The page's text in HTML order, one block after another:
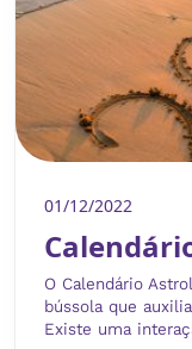
01/12/2022
O Calendário
bússola que
Existe uma